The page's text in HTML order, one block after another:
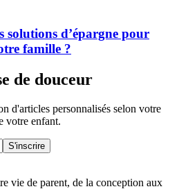
solutions d’épargne pour
famille ?
de douceur
d'articles personnalisés selon votre
votre enfant.
S'inscrire
vie de parent, de la conception aux